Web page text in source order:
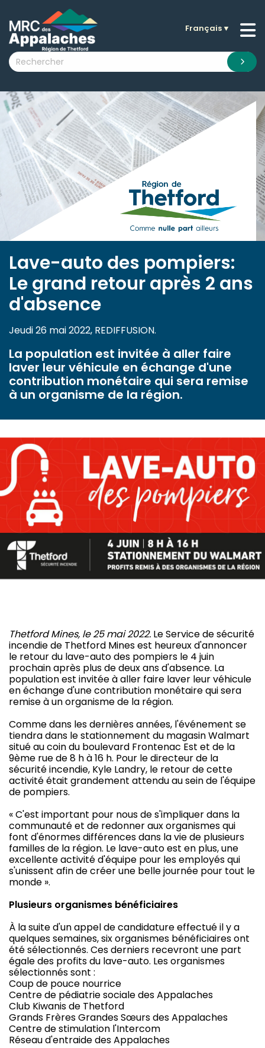
submenu (La MRC )
submenu (Citoyens )
submenu (Visiteurs )
submenu (Nouvelles )
submenu (Documentation )
Français▼
Lave-auto des pompiers:
Le grand retour après 2 ans
d'absence
Jeudi 26 mai 2022, REDIFFUSION.
La population est invitée à aller faire
laver leur véhicule en échange d'une
contribution monétaire qui sera remise
à un organisme de la région.
Thetford Mines, le 25 mai 2022. Le Service de sécurité
incendie de Thetford Mines est heureux d'annoncer
le retour du lave-auto des pompiers le 4 juin
prochain après plus de deux ans d'absence. La
population est invitée à aller faire laver leur véhicule
en échange d'une contribution monétaire qui sera
remise à un organisme de la région.
Comme dans les dernières années, l'événement se
tiendra dans le stationnement du magasin Walmart
situé au coin du boulevard Frontenac Est et de la
9ème rue de 8 h à 16 h. Pour le directeur de la
sécurité incendie, Kyle Landry, le retour de cette
activité était grandement attendu au sein de l'équipe
de pompiers.
« C'est important pour nous de s'impliquer dans la
communauté et de redonner aux organismes qui
font d'énormes différences dans la vie de plusieurs
familles de la région. Le lave-auto est en plus, une
excellente activité d'équipe pour les employés qui
s'unissent afin de créer une belle journée pour tout le
monde ».
Plusieurs organismes bénéficiaires
À la suite d'un appel de candidature effectué il y a
quelques semaines, six organismes bénéficiaires ont
été sélectionnés. Ces derniers recevront une part
égale des profits du lave-auto. Les organismes
sélectionnés sont :
Coup de pouce nourrice
Centre de pédiatrie sociale des Appalaches
Club Kiwanis de Thetford
Grands Frères Grandes Sœurs des Appalaches
Centre de stimulation l'Intercom
Réseau d'entraide des Appalaches